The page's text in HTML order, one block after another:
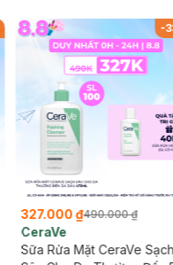
-
327.000 ₫490.000 ₫
CeraVe
Sữa Rửa Mặt CeraVe Sạch